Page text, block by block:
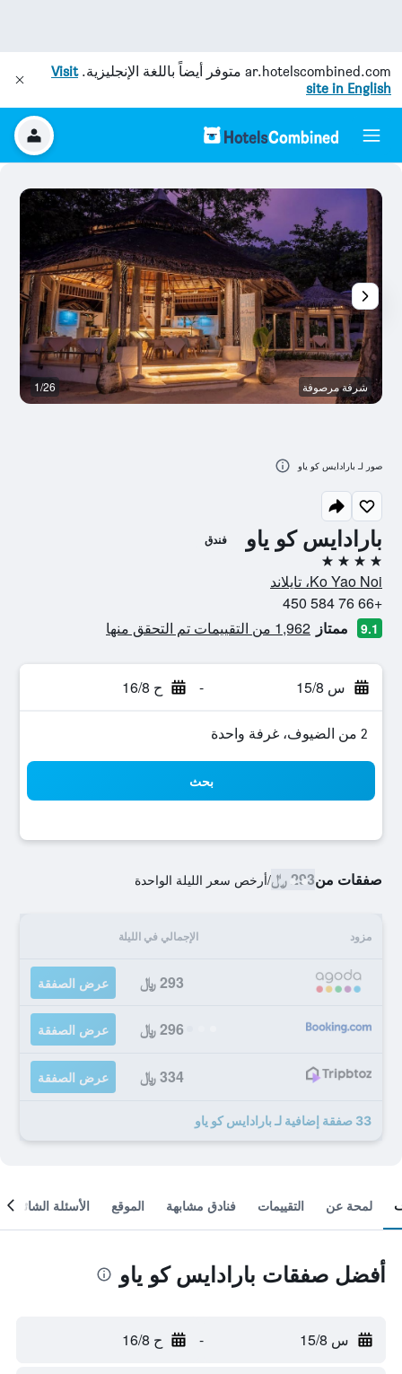
ar.hotelscombined.com متوفر أيضاً باللغة الإنجليزية.Visit
site in English
بارادايس كو ياو فندق
4 نجوم
Ko Yao Noi، تايلاند
+66 76 584 450
9.1 ممتاز 1,962 من التقييمات تم التحقق منها
س 15/8 - ح 16/8
2 من الضيوف، غرفة واحدة
بحث
صفقات من293 ﷼ /أرخص سعر الليلة الواحدة
مزود الإجمالي في الليلة
293 ﷼ عرض الصفقة
296 ﷼ عرض الصفقة
334 ﷼ عرض الصفقة
33 صفقة إضافية لـ بارادايس كو ياو
شرفة مرصوفة 1/26
صور لـ بارادايس كو ياو
لمحة عن التقييمات فنادق مشابهة الموقع الأسئلة الشائعة
أفضل صفقات بارادايس كو ياو
س 15/8 - ح 16/8